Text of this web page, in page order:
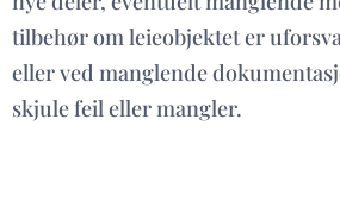
tilbehør om leieobjektet er
eller ved manglende
skjule feil eller mangler.